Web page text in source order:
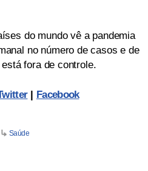
do mundo vê a pandemia
no número de casos e de
fora de controle.
| Facebook
Saúde